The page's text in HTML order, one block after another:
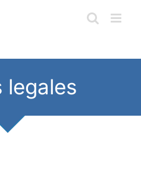
legales